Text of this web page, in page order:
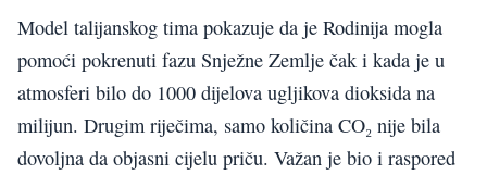
Model talijanskog tima pokazuje da je Rodinija mogla
pomoći pokrenuti fazu Snježne Zemlje čak i kada je u
atmosferi bilo do 1000 dijelova ugljikova dioksida na
milijun. Drugim riječima, samo količina CO₂ nije bila
dovoljna da objasni cijelu priču. Važan je bio i raspored